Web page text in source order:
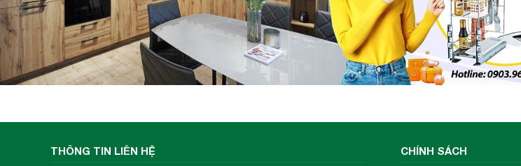
Máy hút mùi hoạt động dựa trên nguyên tắc của quạt thông gió kết hợp
thường bao gồm các bộ phận cơ bản như: lớp toa inox bên ngoài, hệ thống
đèn chiếu sáng, đèn báo hiệu mức độ bám bẩn và bảng điều khiển tốc độ hút.
Các loại khí độc hại và mùi khó chịu sẽ được hút lên bằng turbin(hoặc
thay mới thiết bị.
THÔNG TIN LIÊN HỆ CHÍNH SÁCH